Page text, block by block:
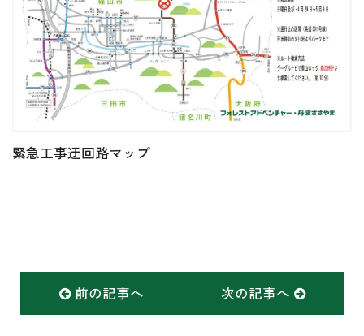
緊急工事迂回路マップ
前の記事へ 次の記事へ